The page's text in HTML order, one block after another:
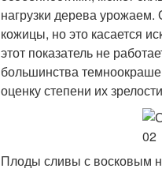
нагрузки дерева
кожицы, но это касается
этот показатель не
большинства
оценку степени их
Плоды сливы с восковым